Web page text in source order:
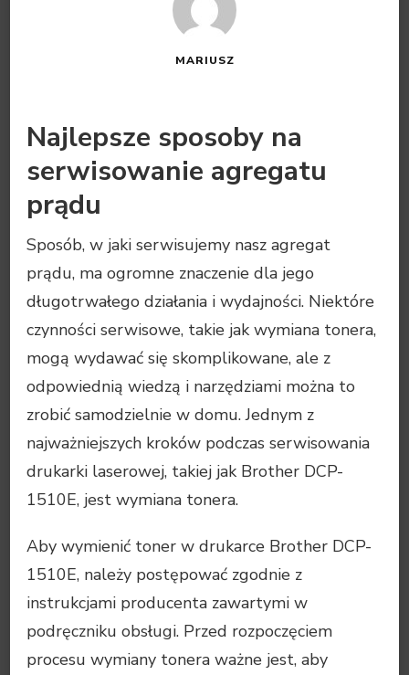
MARIUSZ
Najlepsze sposoby na
serwisowanie agregatu
prądu
Sposób, w jaki serwisujemy nasz agregat
prądu, ma ogromne znaczenie dla jego
długotrwałego działania i wydajności. Niektóre
czynności serwisowe, takie jak wymiana tonera,
mogą wydawać się skomplikowane, ale z
odpowiednią wiedzą i narzędziami można to
zrobić samodzielnie w domu. Jednym z
najważniejszych kroków podczas serwisowania
drukarki laserowej, takiej jak Brother DCP-
1510E, jest wymiana tonera.
Aby wymienić toner w drukarce Brother DCP-
1510E, należy postępować zgodnie z
instrukcjami producenta zawartymi w
podręczniku obsługi. Przed rozpoczęciem
procesu wymiany tonera ważne jest, aby